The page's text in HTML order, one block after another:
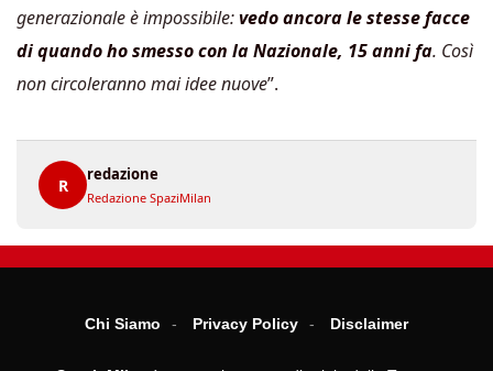
generazionale è impossibile:vedo ancora le stesse facce
di quando ho smesso con la Nazionale, 15 anni fa. Così
non circoleranno mai idee nuove”.
R
redazione
Redazione SpaziMilan
Chi Siamo Privacy Policy Disclaimer